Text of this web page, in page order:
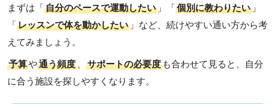
まずは「自分のペースで運動したい 」「個別に教わりたい 」
「レッスンで体を動かしたい 」など、続けやすい通い方から考
えてみましょう。
予算や通う頻度 、 サポートの必要度 も合わせて見ると、自分
に合う施設を探しやすくなります。